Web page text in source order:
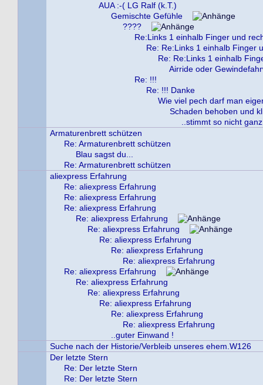
AUA :-( LG Ralf (k.T.)
Gemischte Gefühle
????
Re:Links 1 einhalb Finger und
Re: Re:Links 1 einhalb Finger
Re: Re:Links 1 einhalb
Airride oder
Re: !!!
Re: !!! Danke
Wie viel pech darf man
Schaden behoben und
..stimmt so nicht
Armaturenbrett schützen
Re: Armaturenbrett schützen
Blau sagst du...
Re: Armaturenbrett schützen
aliexpress Erfahrung
Re: aliexpress Erfahrung
Re: aliexpress Erfahrung
Re: aliexpress Erfahrung
Re: aliexpress Erfahrung
Re: aliexpress Erfahrung
Re: aliexpress Erfahrung
Re: aliexpress Erfahrung
Re: aliexpress Erfahrung
Re: aliexpress Erfahrung
Re: aliexpress Erfahrung
Re: aliexpress Erfahrung
Re: aliexpress Erfahrung
Re: aliexpress Erfahrung
Re: aliexpress Erfahrung
..guter Einwand !
Suche nach der Historie/Verbleib unseres ehem.W126
Der letzte Stern
Re: Der letzte Stern
Re: Der letzte Stern